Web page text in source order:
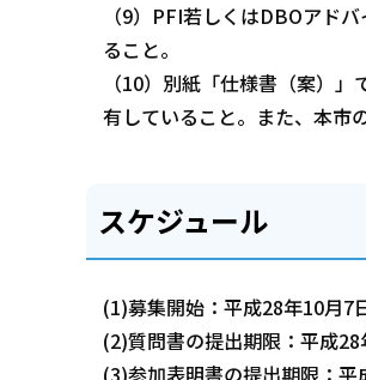
（9）PFI若しくはDBOアド
ること。
（10）別紙「仕様書（案）
有していること。また、本市
スケジュール
(1)募集開始：平成28年10月7
(2)質問書の提出期限：平成28